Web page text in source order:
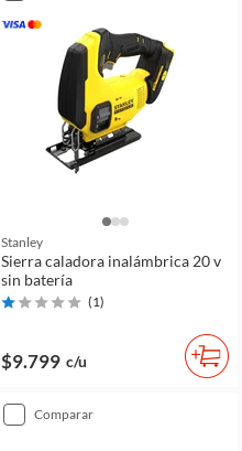
Stanley
Sierra caladora inalámbrica 20 v
sin batería
(1)
$9.799 c/u
comparar